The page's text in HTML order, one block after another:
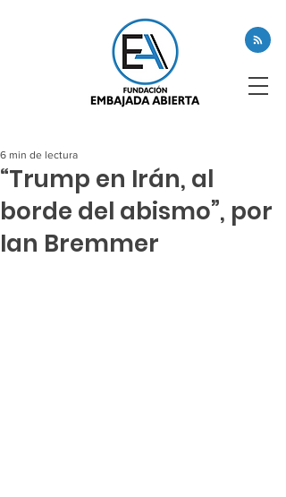
“Trump en Irán, al
borde del abismo”, por
Ian Bremmer
6 min de lectura